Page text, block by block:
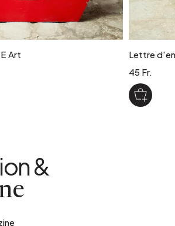
Art
Lettre
45 Fr.
&